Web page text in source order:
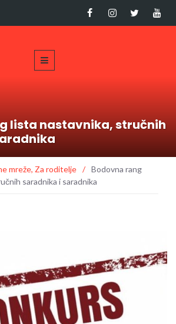
lista nastavnika, stručnih
mreže, Za roditelje / Bodovna rang
saradnika i saradnika